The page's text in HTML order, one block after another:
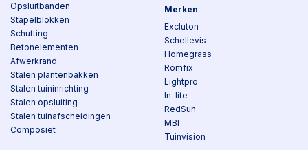
Opsluitbanden
Stapelblokken
Schutting
Betonelementen
Afwerkrand
Stalen plantenbakken
Stalen tuininrichting
Stalen opsluiting
Stalen tuinafscheidingen
Composiet
Merken
Excluton
Schellevis
Homegrass
Romfix
Lightpro
In-lite
RedSun
MBI
Tuinvision